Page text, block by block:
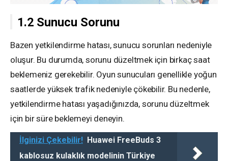
1.2 Sunucu Sorunu
Bazen yetkilendirme hatası, sunucu sorunları nedeniyle
oluşur. Bu durumda, sorunu düzeltmek için birkaç saat
beklemeniz gerekebilir. Oyun sunucuları genellikle yoğun
saatlerde yüksek trafik nedeniyle çökebilir. Bu nedenle,
yetkilendirme hatası yaşadığınızda, sorunu düzeltmek
için bir süre beklemeyi deneyin.
İlginizi Çekebilir! Huawei FreeBuds 3
kablosuz kulaklık modelinin Türkiye